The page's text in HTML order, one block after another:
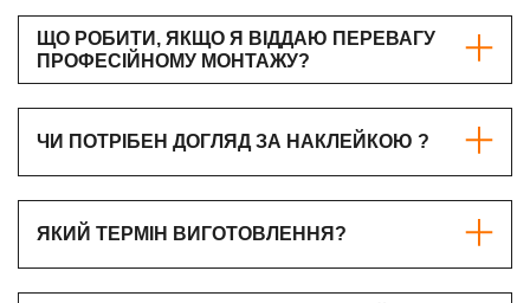
ЩО РОБИТИ, ЯКЩО Я ВІДДАЮ ПЕРЕВАГУ
ПРОФЕСІЙНОМУ МОНТАЖУ?
ЧИ ПОТРІБЕН ДОГЛЯД ЗА НАКЛЕЙКОЮ ?
ЯКИЙ ТЕРМІН ВИГОТОВЛЕННЯ?